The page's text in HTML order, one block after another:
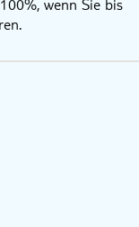
wenn Sie bis